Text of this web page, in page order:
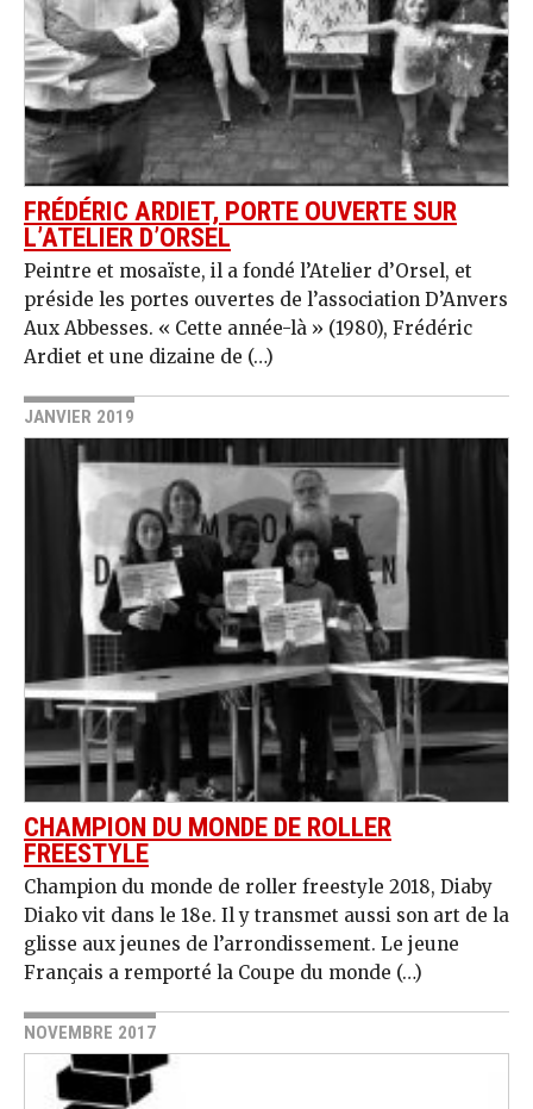
FRÉDÉRIC ARDIET, PORTE OUVERTE SUR
L’ATELIER D’ORSEL
Peintre et mosaïste, il a fondé l’Atelier d’Orsel, et
préside les portes ouvertes de l’association D’Anvers
Aux Abbesses. « Cette année-là » (1980), Frédéric
Ardiet et une dizaine de (…)
JANVIER 2019
CHAMPION DU MONDE DE ROLLER
FREESTYLE
Champion du monde de roller freestyle 2018, Diaby
Diako vit dans le 18e. Il y transmet aussi son art de la
glisse aux jeunes de l’arrondissement. Le jeune
Français a remporté la Coupe du monde (…)
NOVEMBRE 2017